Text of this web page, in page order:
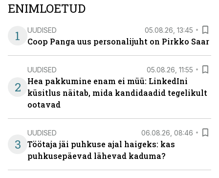
ENIMLOETUD
1
UUDISED 05.08.26, 13:45
Coop Panga uus personalijuht on Pirkko Saar
2
UUDISED 05.08.26, 11:55
Hea pakkumine enam ei müü: LinkedIni
küsitlus näitab, mida kandidaadid tegelikult
ootavad
3
UUDISED 06.08.26, 08:46
Töötaja jäi puhkuse ajal haigeks: kas
puhkusepäevad lähevad kaduma?